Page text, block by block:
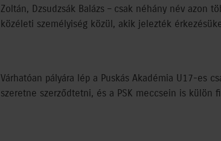
Zoltán, Dzsudzsák Balázs – csak néhány név azon
közéleti személyiség közül, akik jelezték
Várhatóan pályára lép a Puskás Akadémia U17-es
szeretne szerződtetni, és a PSK meccsein is külön